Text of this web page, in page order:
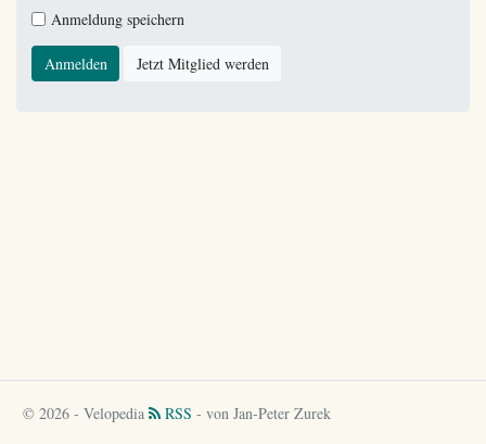
Anmeldung speichern
Anmelden Jetzt Mitglied werden
© 2026 - Velopedia RSS - von Jan-Peter Zurek